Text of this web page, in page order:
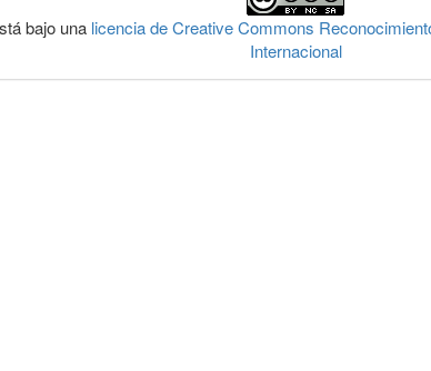
bajo una licencia de Creative Commons
Internacional